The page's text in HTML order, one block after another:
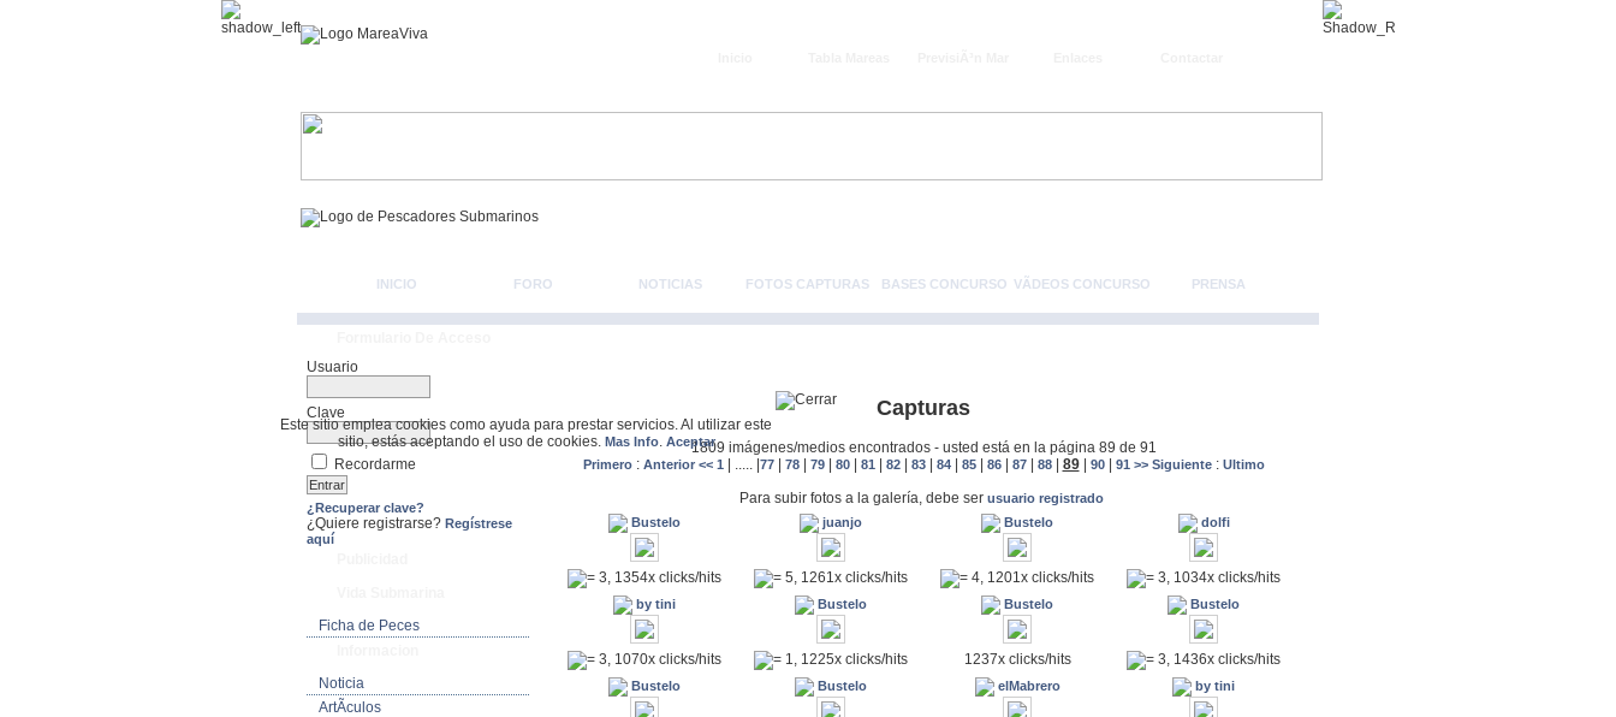
Este sitio emplea cookies como ayuda para prestar servicios. Al utilizar este
sitio, estás aceptando el uso de cookies. Mas Info. Aceptar
INICIO FORO NOTICIAS FOTOS CAPTURAS BASES CONCURSO VÃ­DEOS CONCURSO PRENSA
Usuario
Clave
Recordarme
¿Recuperar clave?
¿Quiere registrarse? Regístrese
aquí
Ficha de Peces
Noticia
ArtÃ­culos
Capturas
1809 imágenes/medios encontrados - usted está en la página 89 de 91
Primero : Anterior << 1| .....|77| 78| 79| 80| 81| 82| 83| 84| 85| 86| 87| 88| 89| 90| 91 >> Siguiente: Ultimo
Para subir fotos a la galería, debe ser usuario registrado
Bustelo
juanjo Bustelo dolfi
= 3, 1354x clicks/hits = 5, 1261x clicks/hits = 4, 1201x clicks/hits = 3, 1034x clicks/hits
by tini Bustelo Bustelo Bustelo
= 3, 1070x clicks/hits = 1, 1225x clicks/hits 1237x clicks/hits = 3, 1436x clicks/hits
Bustelo Bustelo elMabrero by tini